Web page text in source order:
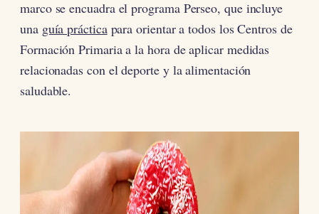
marco se encuadra el programa Perseo, que incluye
una guía prácticapara orientar a todos los Centros de
Formación Primaria a la hora de aplicar medidas
relacionadas con el deporte y la alimentación
saludable.